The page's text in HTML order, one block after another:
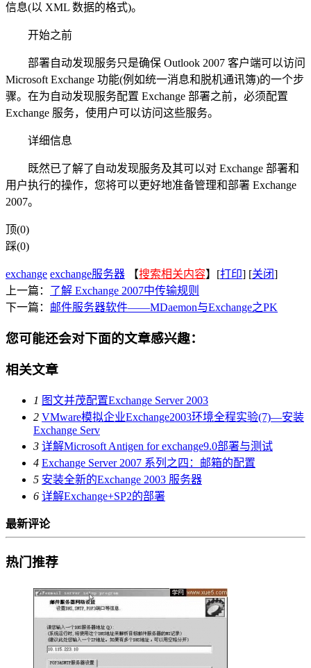
信息(以 XML 数据的格式)。
开始之前
部署自动发现服务只是确保 Outlook 2007 客户端可以访问
Microsoft Exchange 功能(例如统一消息和脱机通讯簿)的一个步
骤。在为自动发现服务配置 Exchange 部署之前，必须配置
Exchange 服务，使用户可以访问这些服务。
详细信息
既然已了解了自动发现服务及其可以对 Exchange 部署和
用户执行的操作，您将可以更好地准备管理和部署 Exchange
2007。
顶(0)
踩(0)
exchange exchange服务器 【搜索相关内容】[打印] [关闭]
上一篇： 了解 Exchange 2007中传输规则
下一篇： 邮件服务器软件——MDaemon与Exchange之PK
您可能还会对下面的文章感兴趣：
相关文章
1 图文并茂配置Exchange Server 2003
2 VMware模拟企业Exchange2003环境全程实验(7)—安装
Exchange Serv
3 详解Microsoft Antigen for exchange9.0部署与测试
4 Exchange Server 2007 系列之四：邮箱的配置
5 安装全新的Exchange 2003 服务器
6 详解Exchange+SP2的部署
最新评论
热门推荐